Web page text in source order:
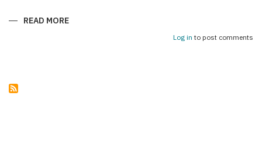
READ MORE
Log in to post comments